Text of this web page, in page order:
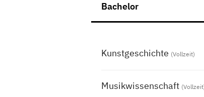
Bachelor
Kunstgeschichte (Vollzeit)
Musikwissenschaft